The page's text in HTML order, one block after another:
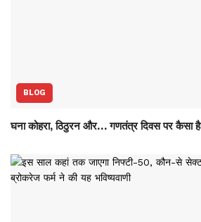
BLOG
घना कोहरा, ठिठुरन और… गणतंत्र दिवस पर कैसा है